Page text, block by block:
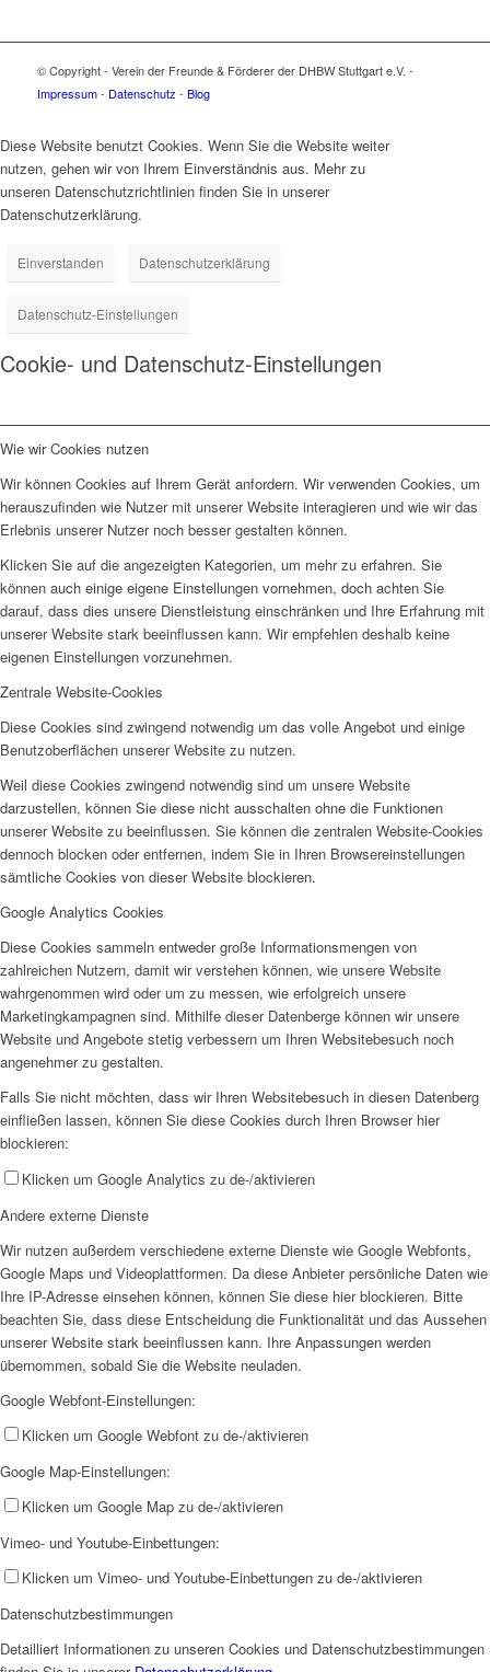
© Copyright - Verein der Freunde & Förderer der DHBW Stuttgart e.V. -
Impressum- Datenschutz - Blog
Diese Website benutzt Cookies. Wenn Sie die Website weiter
nutzen, gehen wir von Ihrem Einverständnis aus. Mehr zu
unseren Datenschutzrichtlinien finden Sie in unserer
Datenschutzerklärung.
Einverstanden Datenschutzerklärung
Datenschutz-Einstellungen
Cookie- und Datenschutz-Einstellungen
Wie wir Cookies nutzen
Wir können Cookies auf Ihrem Gerät anfordern. Wir verwenden Cookies, um
herauszufinden wie Nutzer mit unserer Website interagieren und wie wir das
Erlebnis unserer Nutzer noch besser gestalten können.
Klicken Sie auf die angezeigten Kategorien, um mehr zu erfahren. Sie
können auch einige eigene Einstellungen vornehmen, doch achten Sie
darauf, dass dies unsere Dienstleistung einschränken und Ihre Erfahrung mit
unserer Website stark beeinflussen kann. Wir empfehlen deshalb keine
eigenen Einstellungen vorzunehmen.
Zentrale Website-Cookies
Diese Cookies sind zwingend notwendig um das volle Angebot und einige
Benutzoberflächen unserer Website zu nutzen.
Weil diese Cookies zwingend notwendig sind um unsere Website
darzustellen, können Sie diese nicht ausschalten ohne die Funktionen
unserer Website zu beeinflussen. Sie können die zentralen Website-Cookies
dennoch blocken oder entfernen, indem Sie in Ihren Browsereinstellungen
sämtliche Cookies von dieser Website blockieren.
Google Analytics Cookies
Diese Cookies sammeln entweder große Informationsmengen von
zahlreichen Nutzern, damit wir verstehen können, wie unsere Website
wahrgenommen wird oder um zu messen, wie erfolgreich unsere
Marketingkampagnen sind. Mithilfe dieser Datenberge können wir unsere
Website und Angebote stetig verbessern um Ihren Websitebesuch noch
angenehmer zu gestalten.
Falls Sie nicht möchten, dass wir Ihren Websitebesuch in diesen Datenberg
einfließen lassen, können Sie diese Cookies durch Ihren Browser hier
blockieren:
Klicken um Google Analytics zu de-/aktivieren
Andere externe Dienste
Wir nutzen außerdem verschiedene externe Dienste wie Google Webfonts,
Google Maps und Videoplattformen. Da diese Anbieter persönliche Daten wie
Ihre IP-Adresse einsehen können, können Sie diese hier blockieren. Bitte
beachten Sie, dass diese Entscheidung die Funktionalität und das Aussehen
unserer Website stark beeinflussen kann. Ihre Anpassungen werden
übernommen, sobald Sie die Website neuladen.
Google Webfont-Einstellungen:
Klicken um Google Webfont zu de-/aktivieren
Google Map-Einstellungen:
Klicken um Google Map zu de-/aktivieren
Vimeo- und Youtube-Einbettungen:
Klicken um Vimeo- und Youtube-Einbettungen zu de-/aktivieren
Datenschutzbestimmungen
Detailliert Informationen zu unseren Cookies und Datenschutzbestimmungen